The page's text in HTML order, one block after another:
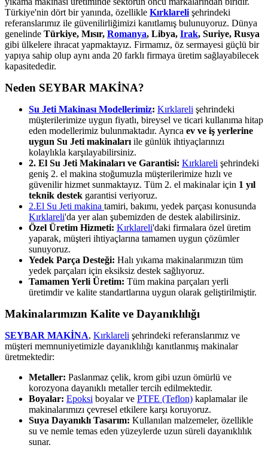
Türkiye'nin dört bir yanında, özellikle Kırklareli şehrindeki
referanslarımız ile güvenilirliğimizi kanıtlamış bulunuyoruz. Dünya
genelinde Türkiye, Mısır, Romanya, Libya, Irak, Suriye, Rusya
gibi ülkelere ihracat yapmaktayız. Firmamız, öz sermayesi güçlü bir
yapıya sahip olup aynı anda 20 farklı firmaya üretim sağlayabilecek
kapasitededir.
Neden SEYBAR MAKİNA?
Su Jeti Makinası Modellerimiz: Kırklareli şehrindeki
müşterilerimize uygun fiyatlı, bireysel ve ticari kullanıma hitap
eden modellerimiz bulunmaktadır. Ayrıca ev ve iş yerlerine
uygun Su Jeti makinaları ile günlük ihtiyaçlarınızı
kolaylıkla karşılayabilirsiniz.
2. El Su Jeti Makinaları ve Garantisi: Kırklareli şehrindeki
geniş 2. el makina stoğumuzla müşterilerimize hızlı ve
güvenilir hizmet sunmaktayız. Tüm 2. el makinalar için 1 yıl
teknik destek garantisi veriyoruz.
2.El Su Jeti makina tamiri, bakımı, yedek parçası konusunda
Kırklareli'da yer alan şubemizden de destek alabilirsiniz.
Özel Üretim Hizmeti: Kırklareli'daki firmalara özel üretim
yaparak, müşteri ihtiyaçlarına tamamen uygun çözümler
sunuyoruz.
Yedek Parça Desteği: Halı yıkama makinalarımızın tüm
yedek parçaları için eksiksiz destek sağlıyoruz.
Tamamen Yerli Üretim: Tüm makina parçaları yerli
üretimdir ve kalite standartlarına uygun olarak geliştirilmiştir.
Makinalarımızın Kalite ve Dayanıklılığı
SEYBAR MAKİNA, Kırklareli şehrindeki referanslarımız ve
müşteri memnuniyetimizle dayanıklılığı kanıtlanmış makinalar
üretmektedir:
Metaller: Paslanmaz çelik, krom gibi uzun ömürlü ve
korozyona dayanıklı metaller tercih edilmektedir.
Boyalar: Epoksi boyalar ve PTFE (Teflon) kaplamalar ile
makinalarımızı çevresel etkilere karşı koruyoruz.
Suya Dayanıklı Tasarım: Kullanılan malzemeler, özellikle
su ve nemle temas eden yüzeylerde uzun süreli dayanıklılık
sunar.